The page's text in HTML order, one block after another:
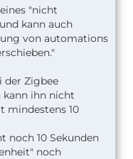
"nicht
kann auch
von automations
der Zigbee
kann ihn nicht
mindestens 10
noch 10 Sekunden
noch